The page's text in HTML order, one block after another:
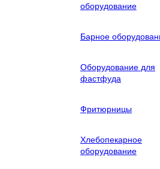
оборудование
Барное
Оборудование для
фастфуда
Фритюрницы
Хлебопекарное
оборудование